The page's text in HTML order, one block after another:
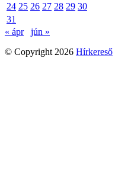
24 25 26 27 28 29 30
31
« ápr
jún »
© Copyright 2026 Hírkereső